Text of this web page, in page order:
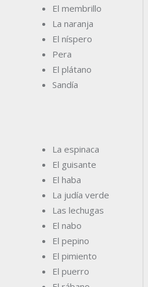
El membrillo
La naranja
El níspero
Pera
El plátano
Sandía
La espinaca
El guisante
El haba
La judía verde
Las lechugas
El nabo
El pepino
El pimiento
El puerro